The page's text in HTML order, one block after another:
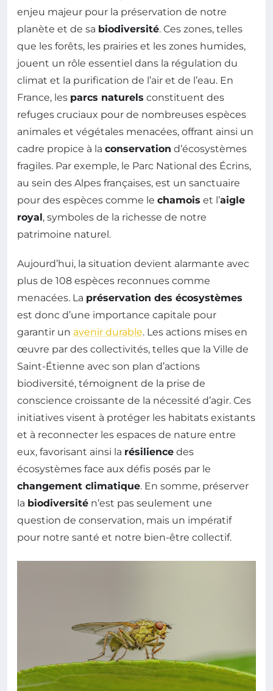
enjeu majeur pour la préservation de notre
planète et de sa biodiversité. Ces zones, telles
que les forêts, les prairies et les zones humides,
jouent un rôle essentiel dans la régulation du
climat et la purification de l’air et de l’eau. En
France, les parcs naturels constituent des
refuges cruciaux pour de nombreuses espèces
animales et végétales menacées, offrant ainsi un
cadre propice à la conservation d’écosystèmes
fragiles. Par exemple, le Parc National des Écrins,
au sein des Alpes françaises, est un sanctuaire
pour des espèces comme le chamois et l’aigle
royal, symboles de la richesse de notre
patrimoine naturel.
Aujourd’hui, la situation devient alarmante avec
plus de 108 espèces reconnues comme
menacées. La préservation des écosystèmes
est donc d’une importance capitale pour
garantir un avenir durable. Les actions mises en
œuvre par des collectivités, telles que la Ville de
Saint-Étienne avec son plan d’actions
biodiversité, témoignent de la prise de
conscience croissante de la nécessité d’agir. Ces
initiatives visent à protéger les habitats existants
et à reconnecter les espaces de nature entre
eux, favorisant ainsi la résilience des
écosystèmes face aux défis posés par le
changement climatique. En somme, préserver
la biodiversité n’est pas seulement une
question de conservation, mais un impératif
pour notre santé et notre bien-être collectif.